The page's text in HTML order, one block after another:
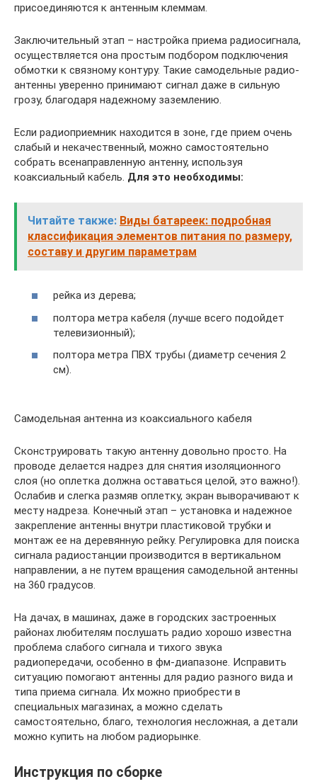
присоединяются к антенным клеммам.
Заключительный этап – настройка приема радиосигнала,
осуществляется она простым подбором подключения
обмотки к связному контуру. Такие самодельные радио-
антенны уверенно принимают сигнал даже в сильную
грозу, благодаря надежному заземлению.
Если радиоприемник находится в зоне, где прием очень
слабый и некачественный, можно самостоятельно
собрать всенаправленную антенну, используя
коаксиальный кабель. Для это необходимы:
Читайте также: Виды батареек: подробная
классификация элементов питания по размеру,
составу и другим параметрам
рейка из дерева;
полтора метра кабеля (лучше всего подойдет
телевизионный);
полтора метра ПВХ трубы (диаметр сечения 2
см).
Самодельная антенна из коаксиального кабеля
Сконструировать такую антенну довольно просто. На
проводе делается надрез для снятия изоляционного
слоя (но оплетка должна оставаться целой, это важно!).
Ослабив и слегка размяв оплетку, экран выворачивают к
месту надреза. Конечный этап – установка и надежное
закрепление антенны внутри пластиковой трубки и
монтаж ее на деревянную рейку. Регулировка для поиска
сигнала радиостанции производится в вертикальном
направлении, а не путем вращения самодельной антенны
на 360 градусов.
На дачах, в машинах, даже в городских застроенных
районах любителям послушать радио хорошо известна
проблема слабого сигнала и тихого звука
радиопередачи, особенно в фм-диапазоне. Исправить
ситуацию помогают антенны для радио разного вида и
типа приема сигнала. Их можно приобрести в
специальных магазинах, а можно сделать
самостоятельно, благо, технология несложная, а детали
можно купить на любом радиорынке.
Инструкция по сборке